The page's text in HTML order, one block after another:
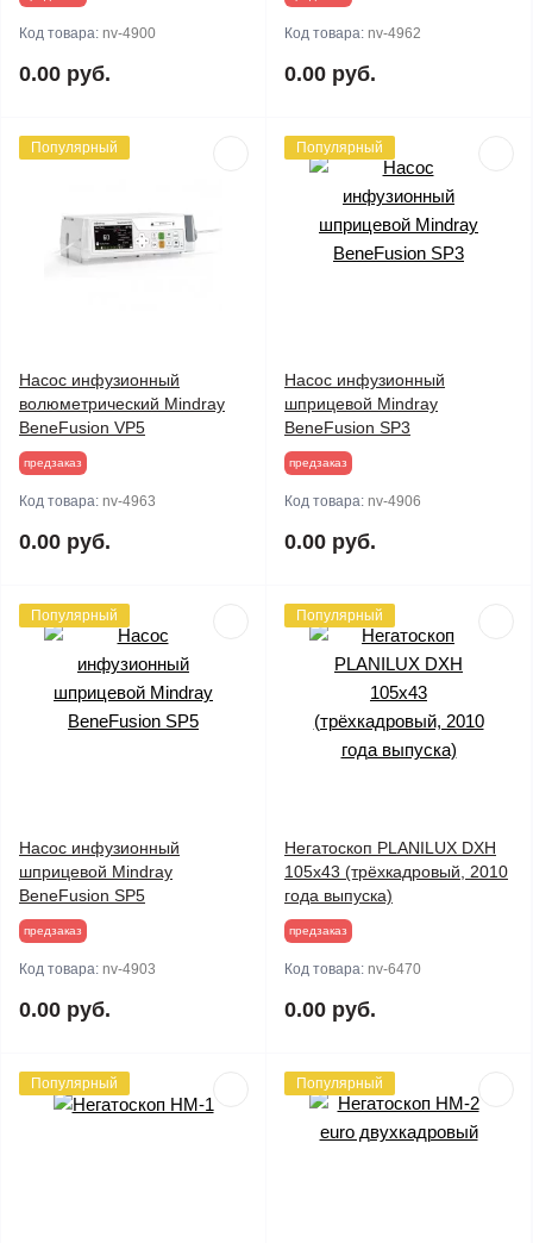
Код товара: nv-4900
0.00 руб.
Код товара: nv-4962
0.00 руб.
Популярный
Насос инфузионный
волюметрический Mindray
BeneFusion VP5
предзаказ
Код товара: nv-4963
0.00 руб.
Популярный
Насос инфузионный
шприцевой Mindray
BeneFusion SP3
предзаказ
Код товара: nv-4906
0.00 руб.
Популярный
Насос инфузионный
шприцевой Mindray
BeneFusion SP5
предзаказ
Код товара: nv-4903
0.00 руб.
Популярный
Негатоскоп PLANILUX DXH
105x43 (трёхкадровый, 2010
года выпуска)
предзаказ
Код товара: nv-6470
0.00 руб.
Популярный Популярный